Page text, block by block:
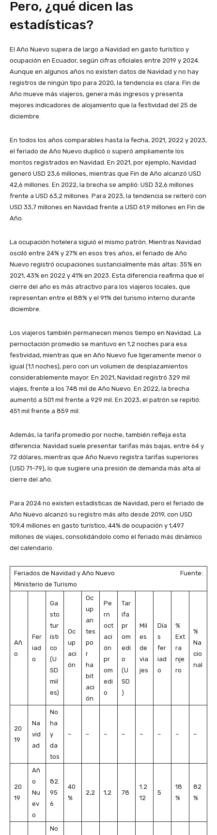
Pero, ¿qué dicen las
estadísticas?
El Año Nuevo supera de largo a Navidad en gasto turístico y
ocupación en Ecuador, según cifras oficiales entre 2019 y 2024.
Aunque en algunos años no existen datos de Navidad y no hay
registros de ningún tipo para 2020, la tendencia es clara: Fin de
Año mueve más viajeros, genera más ingresos y presenta
mejores indicadores de alojamiento que la festividad del 25 de
diciembre.
En todos los años comparables hasta la fecha, 2021, 2022 y 2023,
el feriado de Año Nuevo duplicó o superó ampliamente los
montos registrados en Navidad. En 2021, por ejemplo, Navidad
generó USD 23,6 millones, mientras que Fin de Año alcanzó USD
42,6 millones. En 2022, la brecha se amplió: USD 32,6 millones
frente a USD 63,2 millones. Para 2023, la tendencia se reiteró con
USD 33,7 millones en Navidad frente a USD 61,9 millones en Fin de
Año.
La ocupación hotelera siguió el mismo patrón. Mientras Navidad
osciló entre 24% y 27% en esos tres años, el feriado de Año
Nuevo registró ocupaciones sustancialmente más altas: 35% en
2021, 43% en 2022 y 41% en 2023. Esta diferencia reafirma que el
cierre del año es más atractivo para los viajeros locales, que
representan entre el 88% y el 91% del turismo interno durante
diciembre.
Los viajeros también permanecen menos tiempo en Navidad. La
pernoctación promedio se mantuvo en 1,2 noches para esa
festividad, mientras que en Año Nuevo fue ligeramente menor o
igual (1,1 noches), pero con un volumen de desplazamientos
considerablemente mayor. En 2021, Navidad registró 329 mil
viajes, frente a los 748 mil de Año Nuevo. En 2022, la brecha
aumentó a 501 mil frente a 929 mil. En 2023, el patrón se repitió:
451 mil frente a 859 mil.
Además, la tarifa promedio por noche, también refleja esta
diferencia: Navidad suele presentar tarifas más bajas, entre 64 y
72 dólares, mientras que Año Nuevo registra tarifas superiores
(USD 71–79), lo que sugiere una presión de demanda más alta al
cierre del año.
Para 2024 no existen estadísticas de Navidad, pero el feriado de
Año Nuevo alcanzó su registro más alto desde 2019, con USD
109,4 millones en gasto turístico, 44% de ocupación y 1,497
millones de viajes, consolidándolo como el feriado más dinámico
del calendario.
Feriados de Navidad y Año Nuevo Fuente:
Ministerio de Turismo
Añ
o
Fer
iad
o
Ga
sto
tur
ísti
co
(U
SD
mil
es)
Oc
up
aci
ón
Oc
up
an
tes
po
r
ha
bit
aci
ón
Pe
rn
oct
aci
ón
pr
om
edi
o
Tar
ifa
pr
om
edi
o
(U
SD
)
Mil
es
de
via
jes
Día
s
fer
iad
o
%
Ext
ra
nje
ro
%
Na
cio
nal
20
19
Na
vid
ad
No
ha
y
da
tos
– – – – – – – –
20
19
Añ
o
Nu
ev
o
82.
95
6
40
%
2,2 1,2 78
1.2
12
5
18
%
82
%
No